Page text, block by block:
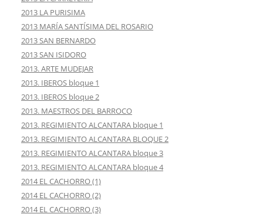
2013 LA PURISIMA
2013 MARÍA SANTÍSIMA DEL ROSARIO
2013 SAN BERNARDO
2013 SAN ISIDORO
2013. ARTE MUDEJAR
2013. IBEROS bloque 1
2013. IBEROS bloque 2
2013. MAESTROS DEL BARROCO
2013. REGIMIENTO ALCANTARA bloque 1
2013. REGIMIENTO ALCANTARA BLOQUE 2
2013. REGIMIENTO ALCANTARA bloque 3
2013. REGIMIENTO ALCANTARA bloque 4
2014 EL CACHORRO (1)
2014 EL CACHORRO (2)
2014 EL CACHORRO (3)